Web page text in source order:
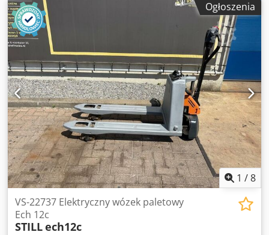
przesuwanymi drzwiami i oddzielnym Urządzenie gaśnicze
CO2/czujnik podczerwieni Brak oryginalnego układu
chłodzenia (jako centralne źródło zasilania) i brak
dostępnej komody dostępna komoda Stan : dobry do
bardzo dobrego - gotowy do demonstracji pod napięciem,
kompaktowa konstrukcja! Dostawa : loco magazyn - jak
sprawdzono Płatność : wyłącznie netto - po otrzymaniu
faktury Dziękujemy za zainteresowanie - kolejne 200
maszyn do cięcia kół zębatych na stałe w magazynie.
Ogłoszenia
1 /8
VS-22737 Elektryczny wózek paletowy
Ech 12c
STILLech12c